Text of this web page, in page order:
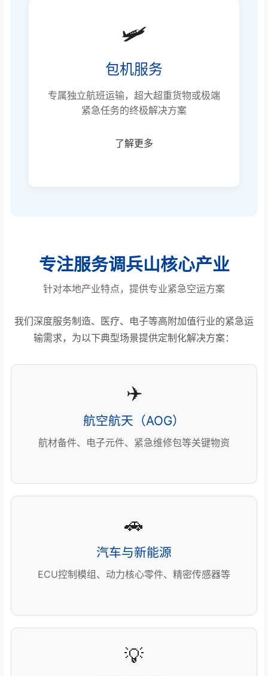
🛩️
包机服务
专属独立航班运输，超大超重货物或极端
紧急任务的终极解决方案
了解更多
专注服务调兵山核心产业
针对本地产业特点，提供专业紧急空运方案
我们深度服务制造、医疗、电子等高附加值行业的紧急运
输需求，为以下典型场景提供定制化解决方案：
✈️
航空航天（AOG）
航材备件、电子元件、紧急维修包等关键物资
🚗
汽车与新能源
ECU控制模组、动力核心零件、精密传感器等
💡